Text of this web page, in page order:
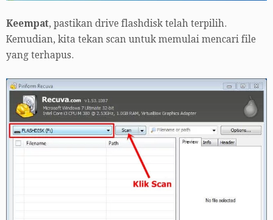
Keempat, pastikan drive flashdisk telah terpilih.
Kemudian, kita tekan scan untuk memulai mencari file
yang terhapus.